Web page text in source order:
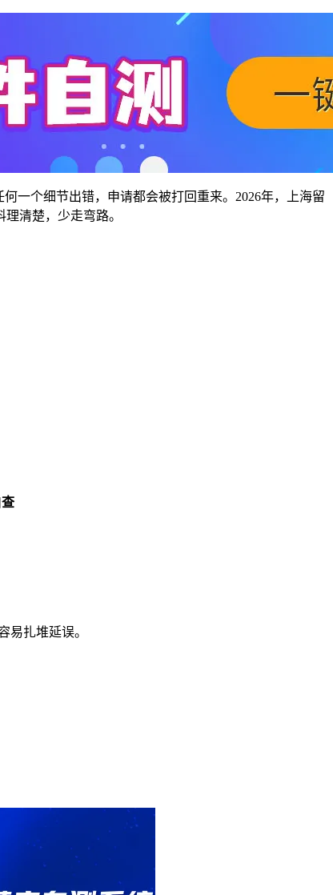
一个细节出错，申请都会被打回重来。2026年，上海留
清楚，少走弯路。
易扎堆延误。